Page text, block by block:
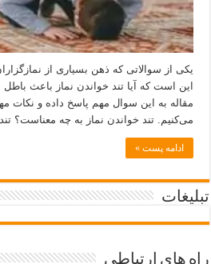
یکی از سوالاتی که ذهن بسیاری از
این است که آیا تند خواندن نماز باعث
مقاله به این سوال مهم پاسخ داده و نکات
می‌کنیم. تند خواندن نماز به چه معناست؟
ادامه پست »
تبلیغات
راه های ارتباطی